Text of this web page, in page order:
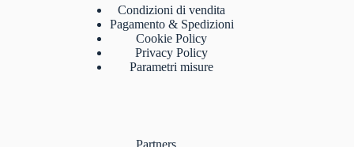
Condizioni di vendita
Pagamento & Spedizioni
Cookie Policy
Privacy Policy
Parametri misure